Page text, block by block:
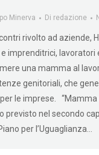
Minerva Di redazione
rivolto ad aziende,
imprenditrici, lavoratori
una mamma al
genitoriali, che
le imprese. “Mamma
previsto nel secondo
per l’Uguaglianza…